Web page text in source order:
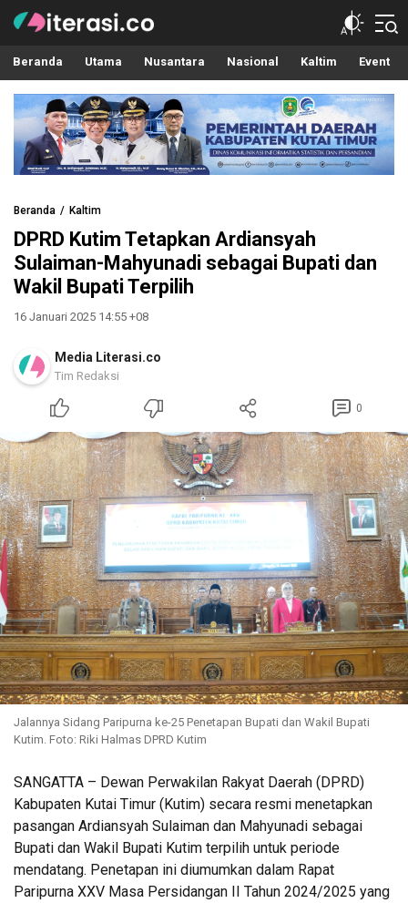
Literasi.co
Pilar Informasi
Beranda Utama Nusantara Nasional Kaltim Event
Beranda Kaltim
DPRD Kutim Tetapkan Ardiansyah
Sulaiman-Mahyunadi sebagai Bupati dan
Wakil Bupati Terpilih
16 Januari 2025 14:55 +08
Media Literasi.co
Tim Redaksi
0
Jalannya Sidang Paripurna ke-25 Penetapan Bupati dan Wakil Bupati
Kutim. Foto: Riki Halmas DPRD Kutim
SANGATTA – Dewan Perwakilan Rakyat Daerah (DPRD)
Kabupaten Kutai Timur (Kutim) secara resmi menetapkan
pasangan Ardiansyah Sulaiman dan Mahyunadi sebagai
Bupati dan Wakil Bupati Kutim terpilih untuk periode
mendatang. Penetapan ini diumumkan dalam Rapat
Paripurna XXV Masa Persidangan II Tahun 2024/2025 yang